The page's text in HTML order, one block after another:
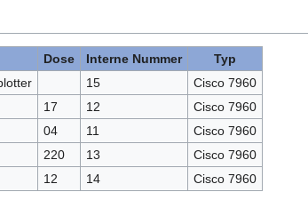
Dose Interne Nummer
Typ
15
Cisco 7960
17 12
Cisco 7960
04 11
Cisco 7960
220 13
Cisco 7960
12 14 Cisco 7960